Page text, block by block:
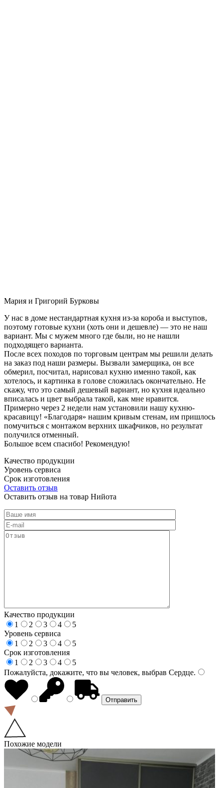
Мария и Григорий Бурковы
У нас в доме нестандартная кухня из-за короба и выступов,
поэтому готовые кухни (хоть они и дешевле) — это не наш
вариант. Мы с мужем много где были, но не нашли
подходящего варианта.
После всех походов по торговым центрам мы решили делать
на заказ под наши размеры. Вызвали замерщика, он все
обмерил, посчитал, нарисовал кухню именно такой, как
хотелось, и картинка в голове сложилась окончательно. Не
скажу, что это самый дешевый вариант, но кухня идеально
вписалась и цвет выбрала такой, как мне нравится.
Примерно через 2 недели нам установили нашу кухню-
красавицу! «Благодаря» нашим кривым стенам, им пришлось
помучиться с монтажом верхних шкафчиков, но результат
получился отменный.
Большое всем спасибо! Рекомендую!
Качество продукции
Уровень сервиса
Срок изготовления
Оставить отзыв
Оставить отзыв на товар Нийота
Качество продукции
1
2 3 4
5
Уровень сервиса
1
2 3 4
5
Срок изготовления
1
2 3 4
5
Пожалуйста, докажите, что вы человек, выбрав Сердце.
Похожие модели